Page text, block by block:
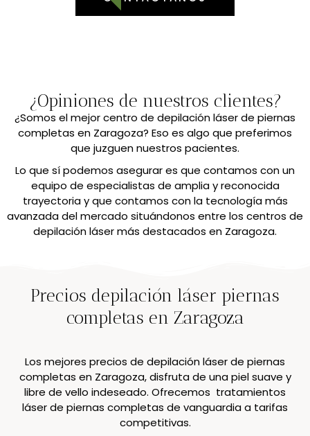
¿Opiniones de nuestros clientes?
¿Somos el mejor centro de depilación láser de piernas
completas en Zaragoza? Eso es algo que preferimos
que juzguen nuestros pacientes.
Lo que sí podemos asegurar es que contamos con un
equipo de especialistas de amplia y reconocida
trayectoria y que contamos con la tecnología más
avanzada del mercado situándonos entre los centros de
depilación láser más destacados en Zaragoza.
Precios depilación láser piernas
completas en Zaragoza
Los mejores precios de depilación láser de piernas
completas en Zaragoza, disfruta de una piel suave y
libre de vello indeseado. Ofrecemos tratamientos
láser de piernas completas de vanguardia a tarifas
competitivas.